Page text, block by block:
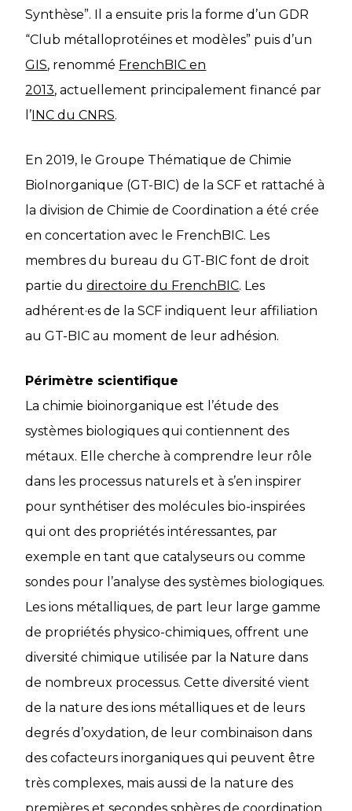
Synthèse”. Il a ensuite pris la forme d’un GDR
“Club métalloprotéines et modèles” puis d’un
GIS, renommé FrenchBIC en
2013, actuellement principalement financé par
l’INC du CNRS.
En 2019, le Groupe Thématique de Chimie
BioInorganique (GT-BIC) de la SCF et rattaché à
la division de Chimie de Coordination a été crée
en concertation avec le FrenchBIC. Les
membres du bureau du GT-BIC font de droit
partie dudirectoire du FrenchBIC. Les
adhérent·es de la SCF indiquent leur affiliation
au GT-BIC au moment de leur adhésion.
Périmètre scientifique
La chimie bioinorganique est l’étude des
systèmes biologiques qui contiennent des
métaux. Elle cherche à comprendre leur rôle
dans les processus naturels et à s’en inspirer
pour synthétiser des molécules bio-inspirées
qui ont des propriétés intéressantes, par
exemple en tant que catalyseurs ou comme
sondes pour l’analyse des systèmes biologiques.
Les ions métalliques, de part leur large gamme
de propriétés physico-chimiques, offrent une
diversité chimique utilisée par la Nature dans
de nombreux processus. Cette diversité vient
de la nature des ions métalliques et de leurs
degrés d’oxydation, de leur combinaison dans
des cofacteurs inorganiques qui peuvent être
très complexes, mais aussi de la nature des